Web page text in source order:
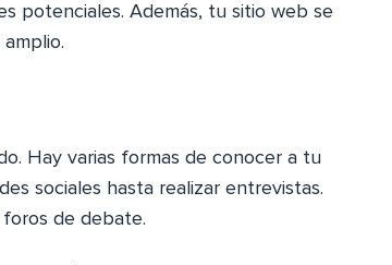
potenciales. Además, tu sitio web se
Hay varias formas de conocer a tu
sociales hasta realizar entrevistas.
de debate.